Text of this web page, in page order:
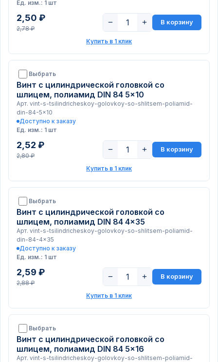
Ед. изм.: 1 шт
2,50 ₽
2,78 ₽
− + В корзину
Купить в 1 клик
Выбрать
Винт с цилиндрической головкой со
шлицем, полиамид DIN 84 5x10
Арт. vint-s-tsilindricheskoy-golovkoy-so-shlitsem-poliamid-
din-84-5x10
Доступно к заказу
Ед. изм.: 1 шт
2,52 ₽
2,80 ₽
− + В корзину
Купить в 1 клик
Выбрать
Винт с цилиндрической головкой со
шлицем, полиамид DIN 84 4x35
Арт. vint-s-tsilindricheskoy-golovkoy-so-shlitsem-poliamid-
din-84-4x35
Доступно к заказу
Ед. изм.: 1 шт
2,59 ₽
2,88 ₽
− + В корзину
Купить в 1 клик
Выбрать
Винт с цилиндрической головкой со
шлицем, полиамид DIN 84 5x16
Арт. vint-s-tsilindricheskoy-golovkoy-so-shlitsem-poliamid-